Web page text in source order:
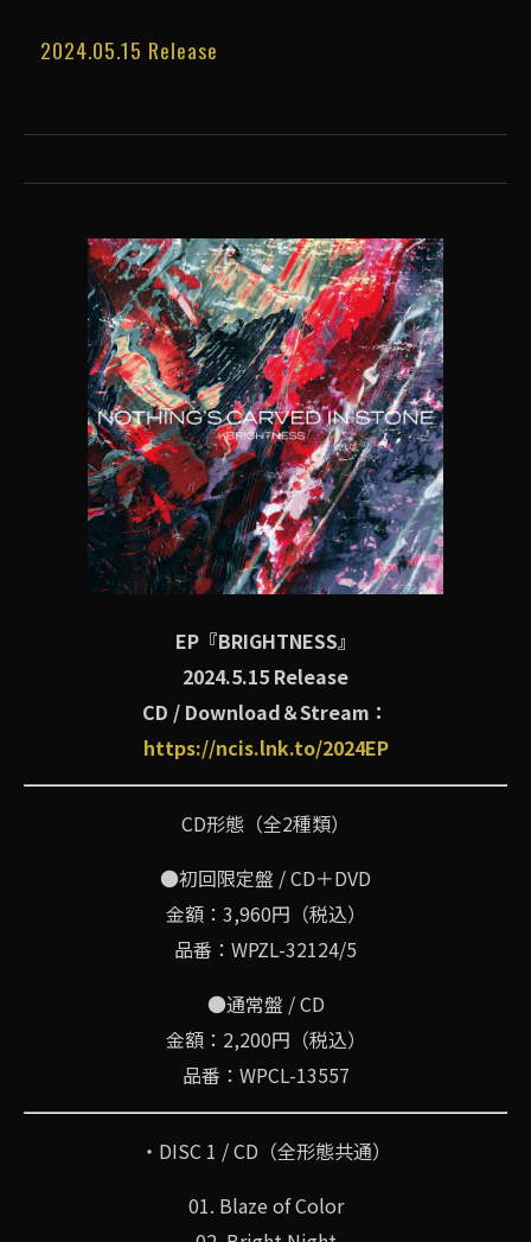
2024.05.15 Release
EP『BRIGHTNESS』
2024.5.15 Release
CD / Download＆Stream：
https://ncis.lnk.to/2024EP
CD形態（全2種類）
●初回限定盤 / CD＋DVD
金額：3,960円（税込）
品番：WPZL-32124/5
●通常盤 / CD
金額：2,200円（税込）
品番：WPCL-13557
・DISC 1 / CD（全形態共通）
01. Blaze of Color